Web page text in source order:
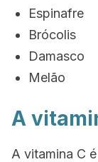
Espinafre
Brócolis
Damasco
Melão
A
A vitamina C